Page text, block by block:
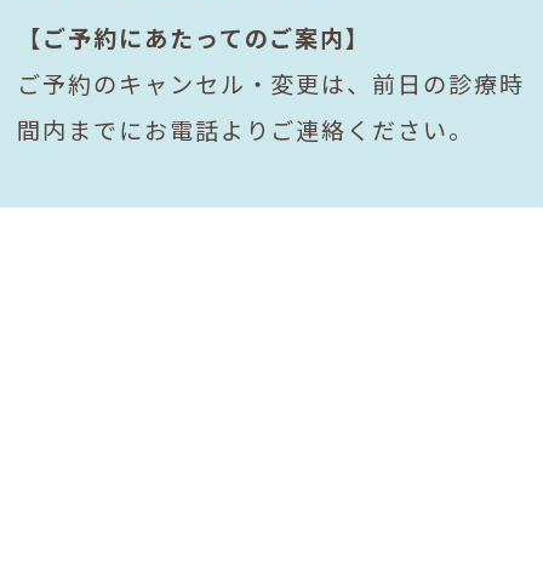
【ご予約にあたってのご案内】
ご予約のキャンセル・変更は、前日の診療時
間内までにお電話よりご連絡ください。